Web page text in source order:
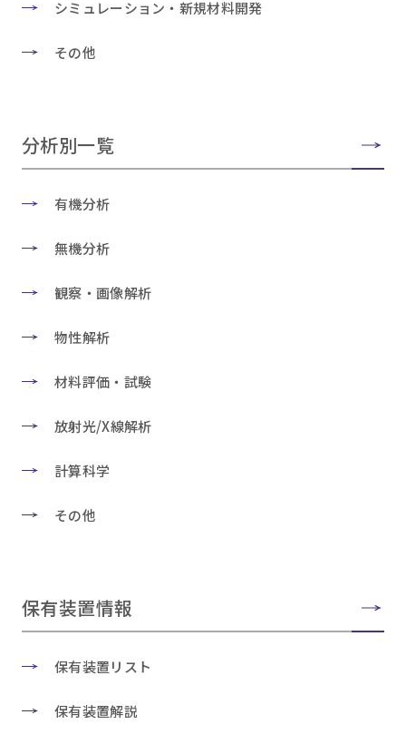
シミュレーション・新規材料開発
その他
分析別一覧
有機分析
無機分析
観察・画像解析
物性解析
材料評価・試験
放射光/X線解析
計算科学
その他
保有装置情報
保有装置リスト
保有装置解説